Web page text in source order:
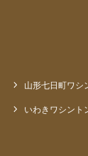
山形七日町ワシ
いわきワシント